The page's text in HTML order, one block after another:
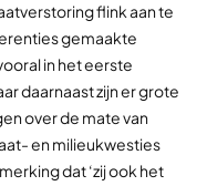
flink aan te
gemaakte
in het eerste
daarnaast zijn er grote
over de mate van
en milieukwesties
dat ‘zij ook het